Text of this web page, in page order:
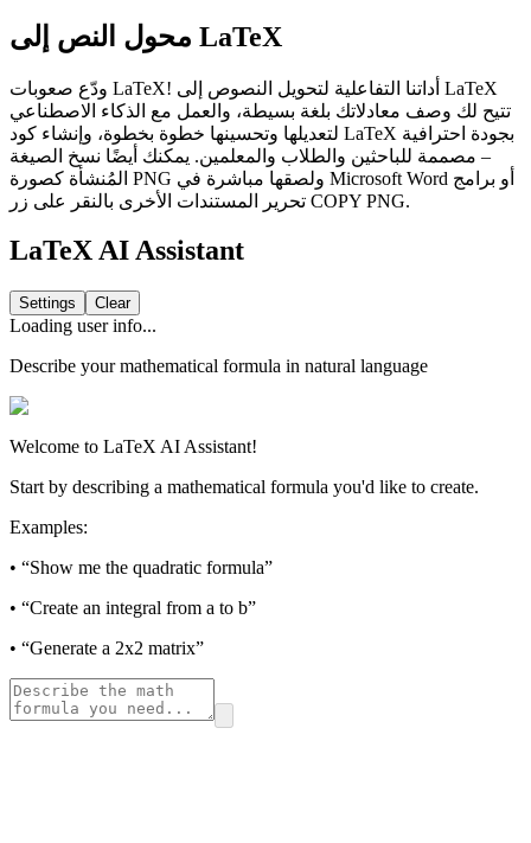
محول النص إلى LaTeX
ودّع صعوبات LaTeX! أداتنا التفاعلية لتحويل النصوص إلى LaTeX
تتيح لك وصف معادلاتك بلغة بسيطة، والعمل مع الذكاء الاصطناعي
لتعديلها وتحسينها خطوة بخطوة، وإنشاء كود LaTeX بجودة احترافية
– مصممة للباحثين والطلاب والمعلمين. يمكنك أيضًا نسخ الصيغة
المُنشأة كصورة PNG ولصقها مباشرة في Microsoft Word أو برامج
COPY PNG.
LaTeX AI Assistant
Settings Clear
Loading user info...
Describe your mathematical formula in natural language
Welcome to LaTeX AI Assistant!
Start by describing a mathematical formula you'd like to create.
Examples:
• “Show me the quadratic formula”
• “Create an integral from a to b”
• “Generate a 2x2 matrix”